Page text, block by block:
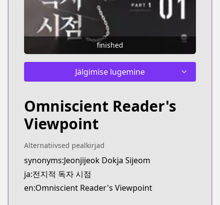
finished
Jälgimise lugemine
Omniscient Reader's
Viewpoint
Alternatiivsed pealkirjad
synonyms:Jeonjijeok Dokja Sijeom
ja:전지적 독자 시점
en:Omniscient Reader's Viewpoint